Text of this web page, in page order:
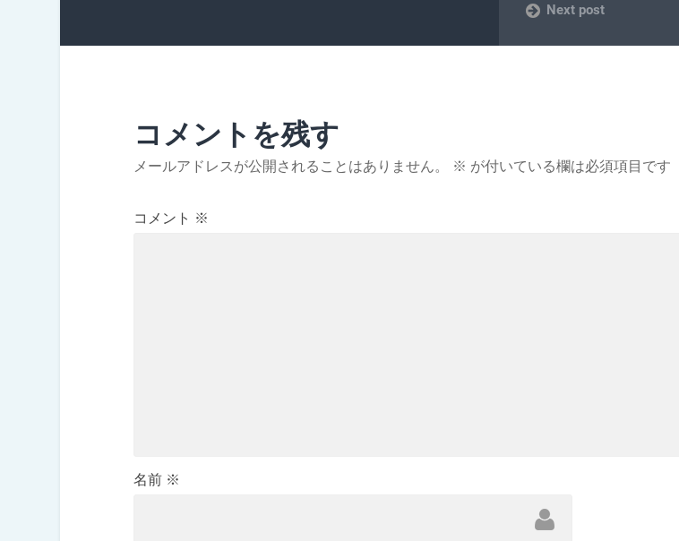
Next post
コメントを残す
メールアドレスが公開されることはありません。 ※ が付いている欄は必須項目です
コメント ※
名前 ※